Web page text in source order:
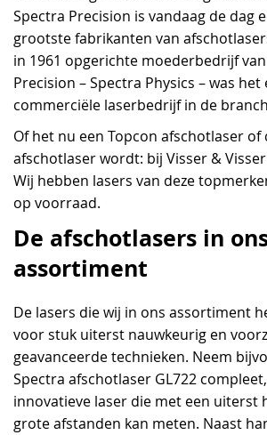
Spectra Precision is vandaag de dag
grootste fabrikanten van
in 1961 opgerichte moederbedrijf
Precision – Spectra Physics – was het
commerciële laserbedrijf in de
Of het nu een Topcon afschotlaser of
afschotlaser wordt: bij Visser &
Wij hebben lasers van deze
op voorraad.
De afschotlasers in
assortiment
De lasers die wij in ons assortiment
voor stuk uiterst nauwkeurig en
geavanceerde technieken. Neem
Spectra afschotlaser GL722
innovatieve laser die met een uiterst
grote afstanden kan meten. Naast